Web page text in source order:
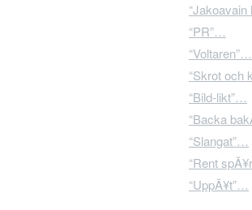
“PR”…
“Voltaren”…
“Skrot och
“Bild-likt”…
“Backa
“Slangat”…
“Rent
“UppÃ¥t”…